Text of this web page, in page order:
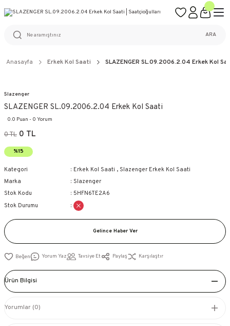
%100 ORİJİNAL ÜRÜN GARANTİSİ
ARA
Anasayfa Erkek Kol Saati SLAZENGER SL.09.2006.2.04 Erkek Kol
Slazenger
SLAZENGER SL.09.2006.2.04 Erkek Kol Saati
0.0 Puan - 0 Yorum
0 TL 0 TL
%15
Kategori Erkek Kol Saati , Slazenger Erkek Kol Saati
Marka
Slazenger
Stok Kodu
5HFN6TE2A6
Stok Durumu
Gelince Haber Ver
Yorum Yaz Tavsiye Et Paylaş Karşılaştır
Ürün Bilgisi
Yorumlar (0)